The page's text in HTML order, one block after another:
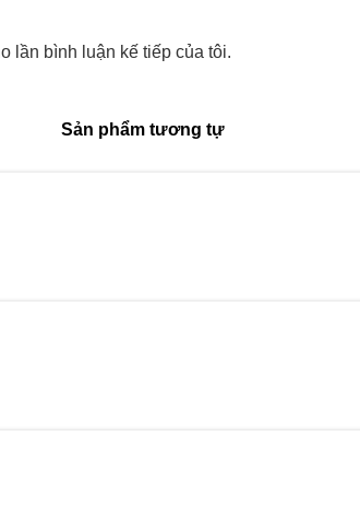
lần bình luận kế tiếp của tôi.
Sản phẩm tương tự